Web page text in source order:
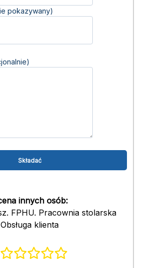
pokazywany)
innych osób:
FPHU. Pracownia stolarska
Obsługa klienta